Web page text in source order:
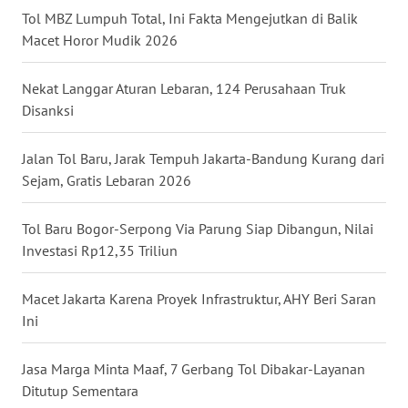
Tol MBZ Lumpuh Total, Ini Fakta Mengejutkan di Balik
Macet Horor Mudik 2026
Nekat Langgar Aturan Lebaran, 124 Perusahaan Truk
Disanksi
Jalan Tol Baru, Jarak Tempuh Jakarta-Bandung Kurang dari
Sejam, Gratis Lebaran 2026
Tol Baru Bogor-Serpong Via Parung Siap Dibangun, Nilai
Investasi Rp12,35 Triliun
Macet Jakarta Karena Proyek Infrastruktur, AHY Beri Saran
Ini
Jasa Marga Minta Maaf, 7 Gerbang Tol Dibakar-Layanan
Ditutup Sementara
WN
BABEL
WN
SUMBAR
WN
SUMSEL
WN
BENGKULU
WN
LAMPUNG
WN
JATENG